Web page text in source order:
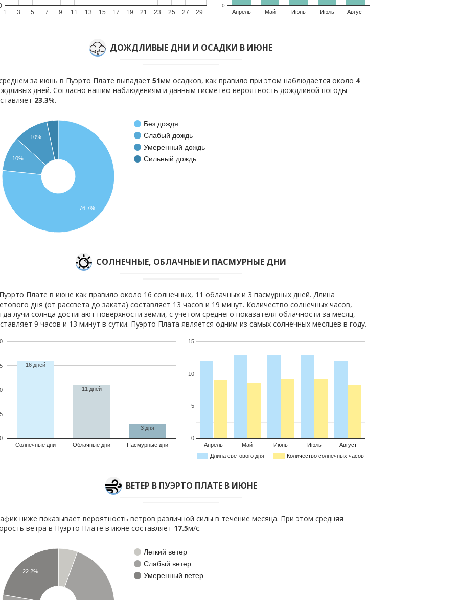
1 3 5 7 9 11 13 15 17 19 21 23 25 27 29 Апрель Май Июнь Июль Август
0
ДОЖДЛИВЫЕ ДНИ И ОСАДКИ В ИЮНЕ
за июнь в Пуэрто Плате выпадает 51мм осадков, как правило при этом наблюдается около 4
дней. Согласно нашим наблюдениям и данным гисметео вероятность дождливой погоды
23.3%.
Без дождя
Слабый дождь
Умеренный дождь
Сильный дождь
10%
10%
76.7%
CОЛНЕЧНЫЕ, ОБЛАЧНЫЕ И ПАСМУРНЫЕ ДНИ
Плате в июне как правило около 16 солнечных, 11 облачных и 3 пасмурных дней. Длина
дня (от рассвета до заката) составляет 13 часов и 19 минут. Количество солнечных часов,
лучи солнца достигают поверхности земли, с учетом среднего показателя облачности за месяц,
9 часов и 13 минут в сутки. Пуэрто Плата является одним из самых солнечных месяцев в году.
Солнечные дни Облачные дни Пасмурные дни
0
5
16 дней
11 дней
3 дня
Длина светового дня Количество солнечных часов
Апрель Май Июнь Июль Август
0
5
10
15
ВЕТЕР В ПУЭРТО ПЛАТЕ В ИЮНЕ
ниже показывает вероятность ветров различной силы в течение месяца. При этом средняя
ветра в Пуэрто Плате в июне составляет 17.5м/с.
Легкий ветер
Слабый ветер
Умеренный ветер
22.2%